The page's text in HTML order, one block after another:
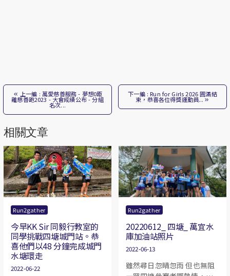
上一編 : 萬愛慈善服務 - 夢想0距
離慈善跑2023 - 大會成績公布 - 分組
名次...
下一編 : Run for Girls 2026 圓滿結
束，恭喜各位得獎運動員...
相關文章
Run2gather
今早KK Sir 同毅行教室的
同學挑戰四塘城門站。恭
喜他們以48 分鐘完成城門
水塘環走
2022-06-22
Run2gather
20220612_ 四塘_ 萬宜水
庫加油站照片
2022-06-13
雖然尋日忽晴忽雨 但也無阻